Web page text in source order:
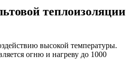
теплоизоляции
высокой температуры.
огню и нагреву до 1000